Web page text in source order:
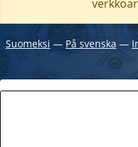
Suomeksi ― På svenska ―